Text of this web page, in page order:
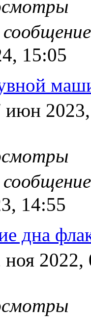
15:05
июн
14:55
дна
ноя 2022,